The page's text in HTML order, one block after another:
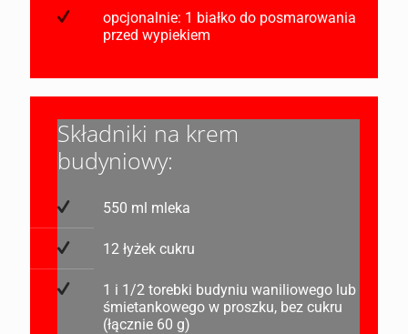
opcjonalnie: 1 białko do posmarowania
przed wypiekiem
Składniki na krem
budyniowy:
550 ml mleka
12 łyżek cukru
1 i 1/2 torebki budyniu waniliowego lub
śmietankowego w proszku, bez cukru
(łącznie 60 g)